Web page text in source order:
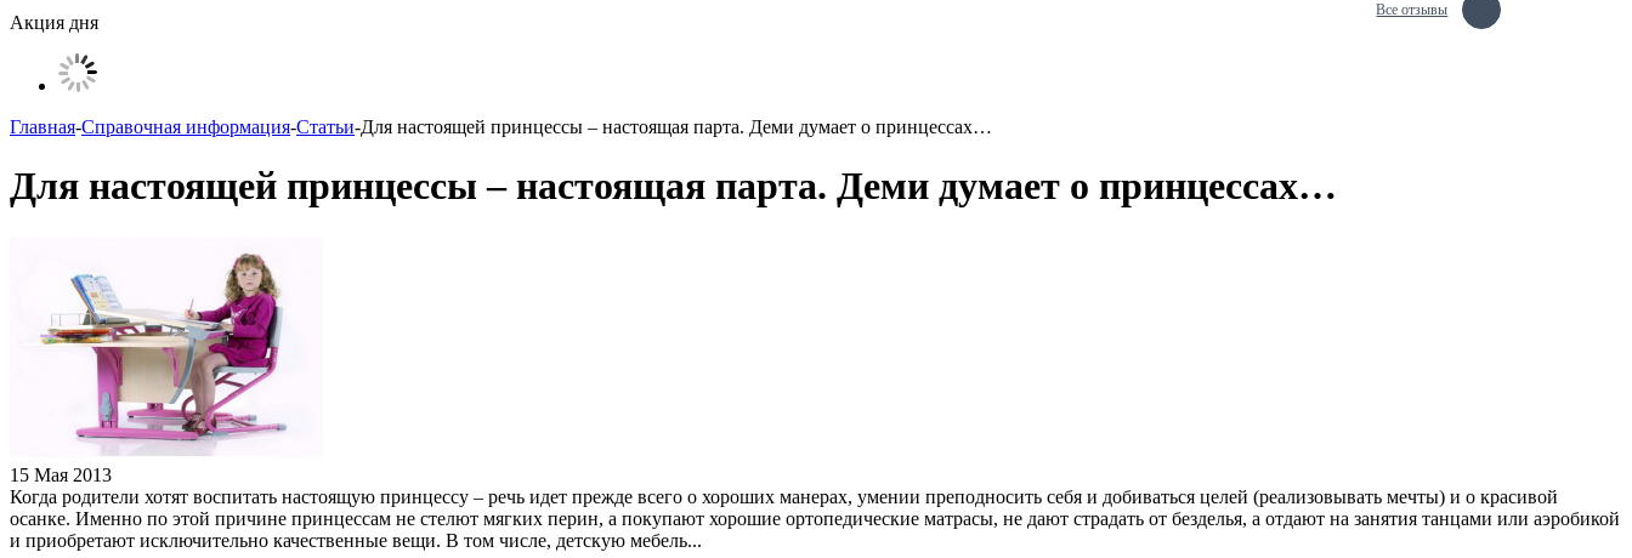
Все отзывы
Акция дня
Главная-Справочная информация-Статьи-Для настоящей принцессы – настоящая парта. Деми думает о принцессах…
Для настоящей принцессы – настоящая парта. Деми думает о принцессах…
15 Мая 2013
Когда родители хотят воспитать настоящую принцессу – речь идет прежде всего о хороших манерах, умении преподносить себя и добиваться целей (реализовывать мечты) и о красивой
осанке. Именно по этой причине принцессам не стелют мягких перин, а покупают хорошие ортопедические матрасы, не дают страдать от безделья, а отдают на занятия танцами или аэробикой
и приобретают исключительно качественные вещи. В том числе, детскую мебель...